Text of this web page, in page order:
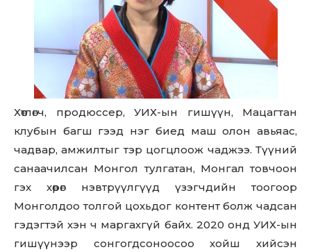
Хөтлөгч, продюссер, УИХ-ын гишүүн, Мацагтан
клубын багш гээд нэг биед маш олон авьяас,
чадвар, амжилтыг тэр цогцлоож чаджээ. Түүний
санаачилсан Монгол тулгатан, Монгал товчоон
гэх хөрөг нэвтрүүлгүүд үзэгчдийн тоогоор
Монголдоо толгой цохьдог контент болж чадсан
гэдэгтэй хэн ч маргахгүй байх. 2020 онд УИХ-ын
гишүүнээр сонгогдсоноосоо хойш хийсэн